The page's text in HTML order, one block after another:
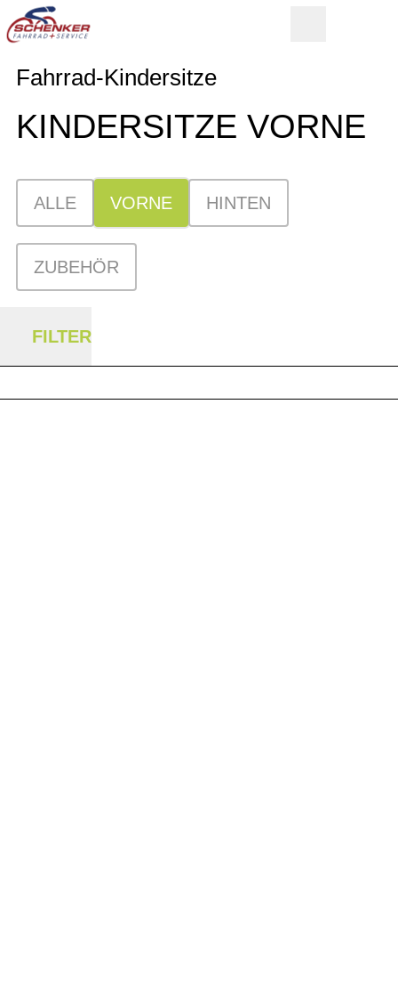
Fahrrad-Kindersitze
KINDERSITZE VORNE
ALLE VORNE HINTEN
ZUBEHÖR
FILTER